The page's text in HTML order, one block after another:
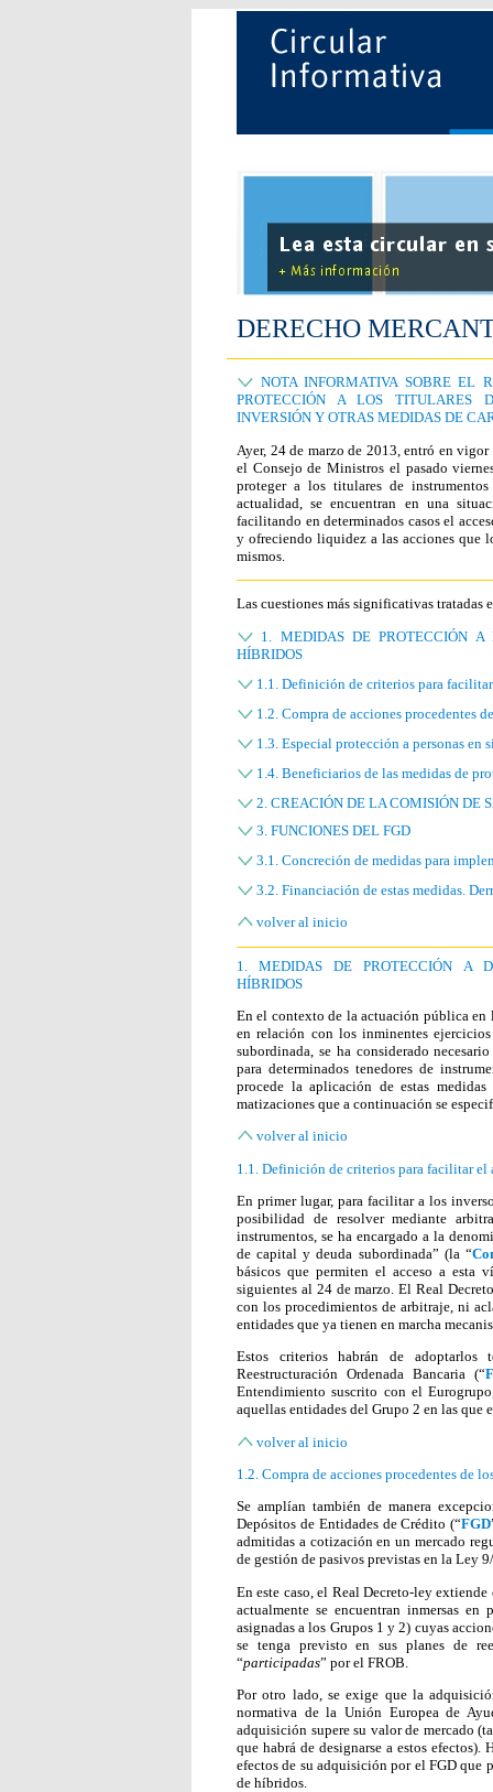
DERECHO
NOTA INFORMATIVA SOBRE EL
PROTECCIÓN A LOS TITULARES
INVERSIÓN Y OTRAS MEDIDAS DE
Ayer, 24 de marzo de 2013, entró en
el Consejo de Ministros el pasado
proteger a los titulares de
actualidad, se encuentran en una
facilitando en determinados casos el
y ofreciendo liquidez a las acciones que
mismos.
Las cuestiones más significativas tratadas
1. MEDIDAS DE PROTECCIÓN A
HÍBRIDOS
1.1. Definición de criterios para
1.2. Compra de acciones procedentes
1.3. Especial protección a personas en
1.4. Beneficiarios de las medidas de
2. CREACIÓN DE LA COMISIÓN DE
3. FUNCIONES DEL FGD
3.1. Concreción de medidas para
3.2. Financiación de estas medidas.
volver al inicio
1. MEDIDAS DE PROTECCIÓN A
HÍBRIDOS
En el contexto de la actuación pública en
en relación con los inminentes
subordinada, se ha considerado
para determinados tenedores de
procede la aplicación de estas
matizaciones que a continuación se
volver al inicio
1.1. Definición de criterios para facilitar el
En primer lugar, para facilitar a los
posibilidad de resolver mediante
instrumentos, se ha encargado a la
de capital y deuda subordinada” (la “
básicos que permiten el acceso a esta
siguientes al 24 de marzo. El Real
con los procedimientos de arbitraje, ni
entidades que ya tienen en marcha
Estos criterios habrán de adoptarlos
Reestructuración Ordenada Bancaria (“
Entendimiento suscrito con el
aquellas entidades del Grupo 2 en las
volver al inicio
1.2. Compra de acciones procedentes de
Se amplían también de manera
Depósitos de Entidades de Crédito (“FGD
admitidas a cotización en un mercado
de gestión de pasivos previstas en la Ley
En este caso, el Real Decreto-ley
actualmente se encuentran inmersas
asignadas a los Grupos 1 y 2) cuyas
se tenga previsto en sus planes de
“participadas” por el FROB.
Por otro lado, se exige que la
normativa de la Unión Europea de
adquisición supere su valor de mercado
que habrá de designarse a estos
efectos de su adquisición por el FGD que
de híbridos.